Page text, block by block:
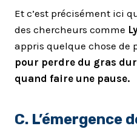
Et c’est précisément ici
des chercheurs comme
appris quelque chose de
pour perdre du gras
quand faire une pause.
C. L’émergence